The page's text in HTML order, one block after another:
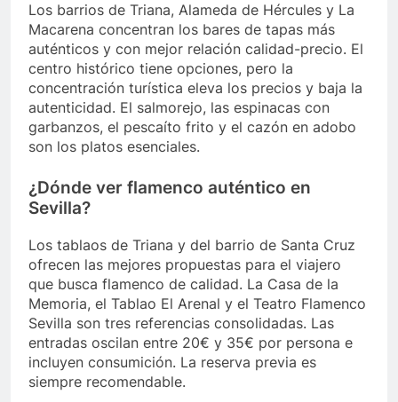
Los barrios de Triana, Alameda de Hércules y La
Macarena concentran los bares de tapas más
auténticos y con mejor relación calidad-precio. El
centro histórico tiene opciones, pero la
concentración turística eleva los precios y baja la
autenticidad. El salmorejo, las espinacas con
garbanzos, el pescaíto frito y el cazón en adobo
son los platos esenciales.
¿Dónde ver flamenco auténtico en
Sevilla?
Los tablaos de Triana y del barrio de Santa Cruz
ofrecen las mejores propuestas para el viajero
que busca flamenco de calidad. La Casa de la
Memoria, el Tablao El Arenal y el Teatro Flamenco
Sevilla son tres referencias consolidadas. Las
entradas oscilan entre 20€ y 35€ por persona e
incluyen consumición. La reserva previa es
siempre recomendable.